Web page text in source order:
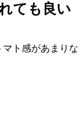
ても良い
マト感があまりな